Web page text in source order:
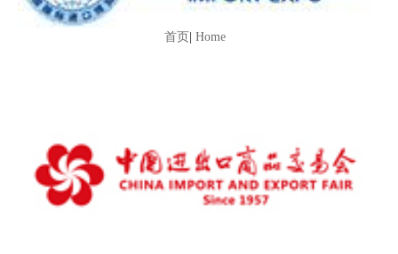
首页| Home